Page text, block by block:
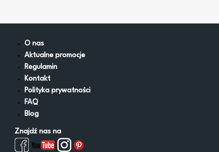
O nas
Aktualne promocje
Regulamin
Kontakt
Polityka prywatności
FAQ
Blog
Znajdź nas na